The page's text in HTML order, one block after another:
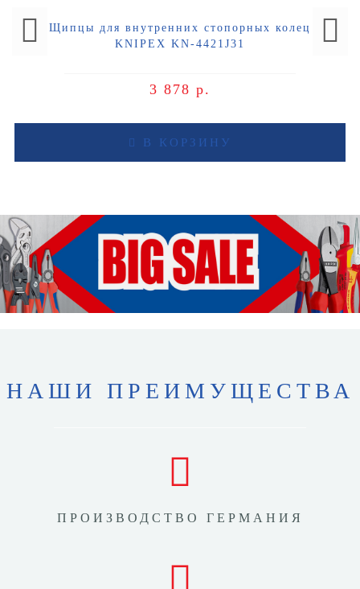
Щипцы для внутренних стопорных колец
KNIPEX KN-4421J31
3 878 р.
В КОРЗИНУ
НАШИ ПРЕИМУЩЕСТВА
ПРОИЗВОДСТВО ГЕРМАНИЯ